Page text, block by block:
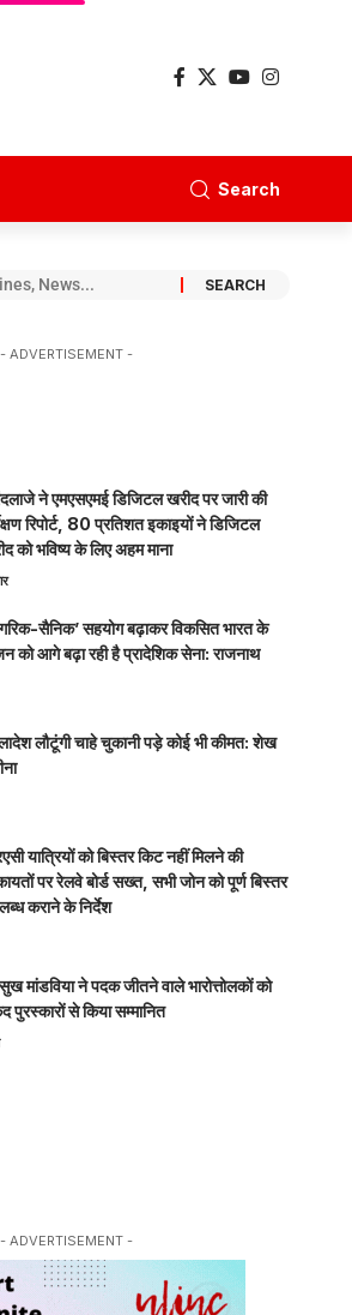
Search
- ADVERTISEMENT -
ने एमएसएमई डिजिटल खरीद पर जारी की
रिपोर्ट, 80 प्रतिशत इकाइयों ने डिजिटल
को भविष्य के लिए अहम माना
सैनिक’ सहयोग बढ़ाकर विकसित भारत के
को आगे बढ़ा रही है प्रादेशिक सेना: राजनाथ
लौटूंगी चाहे चुकानी पड़े कोई भी कीमत: शेख
यात्रियों को बिस्तर किट नहीं मिलने की
पर रेलवे बोर्ड सख्त, सभी जोन को पूर्ण बिस्तर
कराने के निर्देश
मांडविया ने पदक जीतने वाले भारोत्तोलकों को
पुरस्कारों से किया सम्मानित
- ADVERTISEMENT -